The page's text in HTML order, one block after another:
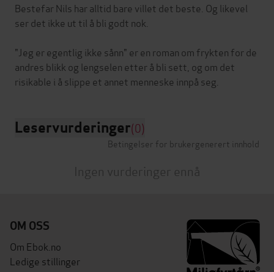
Bestefar Nils har alltid bare villet det beste. Og likevel
ser det ikke ut til å bli godt nok.
"Jeg er egentlig ikke sånn" er en roman om frykten for de
andres blikk og lengselen etter å bli sett, og om det
Leservurderinger(0)
Betingelser for brukergenerert innhold
Ingen vurderinger ennå
OM OSS
Om Ebok.no
Ledige stillinger